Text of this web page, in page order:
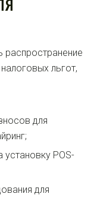
распространение
льгот,
для
установку POS-
для